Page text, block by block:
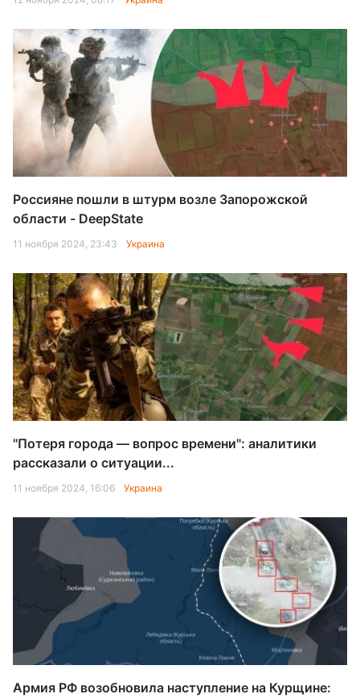
Россияне пошли в штурм возле Запорожской
области - DeepState
11 ноября 2024, 23:43 Украина
"Потеря города — вопрос времени": аналитики
рассказали о ситуации...
11 ноября 2024, 16:06 Украина
Армия РФ возобновила наступление на Курщине: